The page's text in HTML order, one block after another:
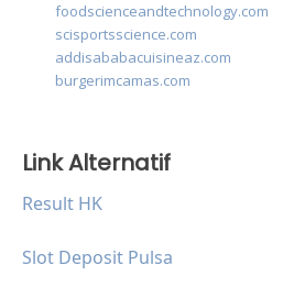
foodscienceandtechnology.com
scisportsscience.com
addisababacuisineaz.com
burgerimcamas.com
Link Alternatif
Result HK
Slot Deposit Pulsa